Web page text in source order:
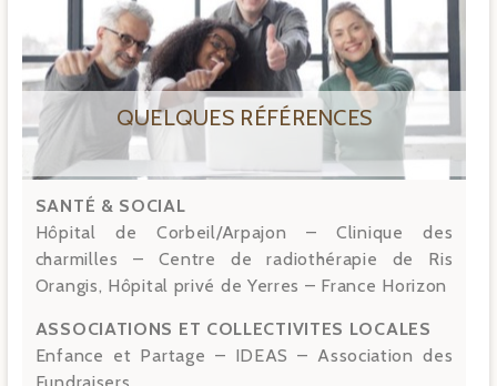
QUELQUES RÉFÉRENCES
SANTÉ & SOCIAL
Hôpital de Corbeil/Arpajon – Clinique des
charmilles – Centre de radiothérapie de Ris
Orangis, Hôpital privé de Yerres – France Horizon
ASSOCIATIONS ET COLLECTIVITES LOCALES
Enfance et Partage – IDEAS – Association des
Fundraisers